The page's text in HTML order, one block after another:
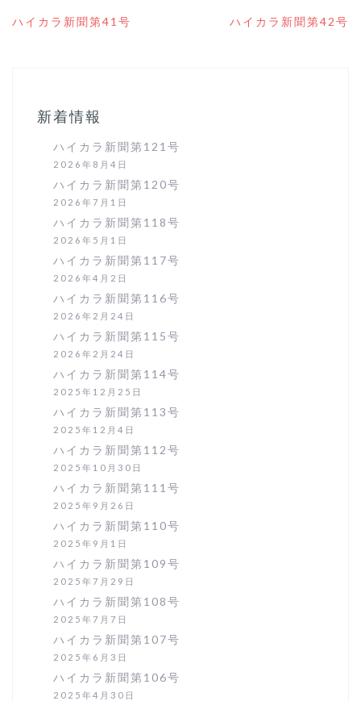
投
ハイカラ新聞第41号 ハイカラ新聞第42号
新着情報
ハイカラ新聞第121号
2026年8月4日
ハイカラ新聞第120号
2026年7月1日
ハイカラ新聞第118号
2026年5月1日
ハイカラ新聞第117号
2026年4月2日
ハイカラ新聞第116号
2026年2月24日
ハイカラ新聞第115号
2026年2月24日
ハイカラ新聞第114号
2025年12月25日
ハイカラ新聞第113号
2025年12月4日
ハイカラ新聞第112号
2025年10月30日
ハイカラ新聞第111号
2025年9月26日
ハイカラ新聞第110号
2025年9月1日
ハイカラ新聞第109号
2025年7月29日
ハイカラ新聞第108号
2025年7月7日
ハイカラ新聞第107号
2025年6月3日
ハイカラ新聞第106号
2025年4月30日